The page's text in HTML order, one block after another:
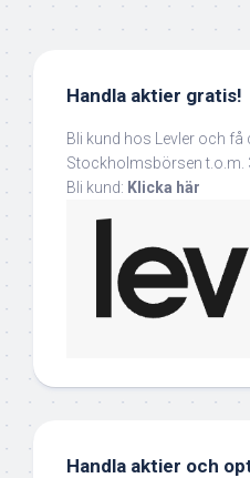
Handla aktier gratis!
Bli kund hos Levler och
Stockholmsbörsen t.o.m.
Bli kund: Klicka här
Handla aktier och